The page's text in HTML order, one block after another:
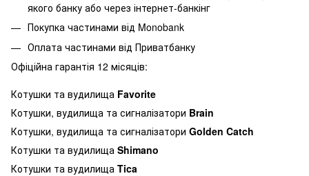
якого банку або через інтернет-банкінг
Покупка частинами від Monobank
Оплата частинами від Приватбанку
Офіційна гарантія 12 місяців:
Котушки та вудилища Favorite
Котушки, вудилища та сигналізатори Brain
Котушки, вудилища та сигналізатори Golden Catch
Котушки та вудилища Shimano
Котушки та вудилища Tica